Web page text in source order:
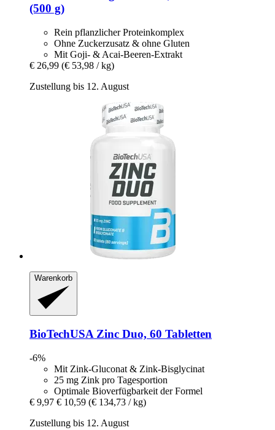
(500 g)
Rein pflanzlicher Proteinkomplex
Ohne Zuckerzusatz & ohne Gluten
Mit Goji- & Acai-Beeren-Extrakt
€ 26,99 (€ 53,98 / kg)
Zustellung bis 12. August
Warenkorb
BioTechUSA Zinc Duo, 60 Tabletten
-6%
Mit Zink-Gluconat & Zink-Bisglycinat
25 mg Zink pro Tagesportion
Optimale Bioverfügbarkeit der Formel
€ 9,97 € 10,59 (€ 134,73 / kg)
Zustellung bis 12. August